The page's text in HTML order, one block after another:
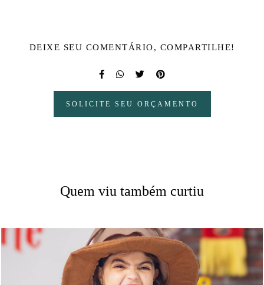
DEIXE SEU COMENTÁRIO, COMPARTILHE!
SOLICITE SEU ORÇAMENTO
Quem viu também curtiu